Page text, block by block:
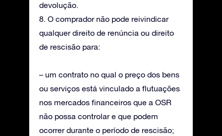
devolução.
8. O comprador não pode reivindicar
qualquer direito de renúncia ou direito
de rescisão para:
– um contrato no qual o preço dos bens
ou serviços está vinculado a flutuações
nos mercados financeiros que a OSR
não possa controlar e que podem
ocorrer durante o período de rescisão;